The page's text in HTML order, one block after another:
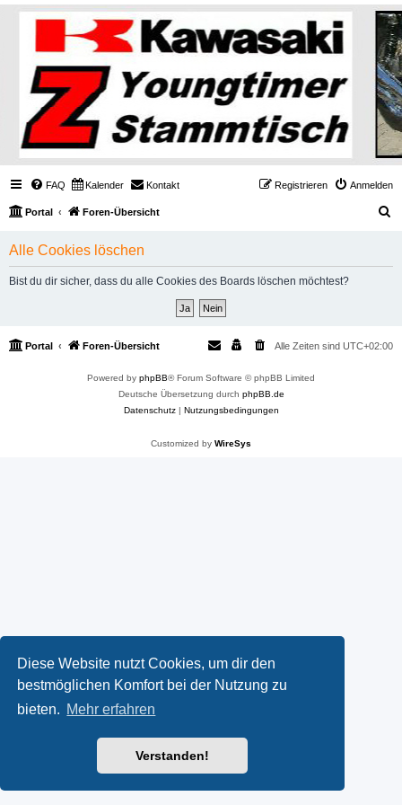
Diese Website nutzt Cookies, um dir den
bestmöglichen Komfort bei der Nutzung zu
bieten. Mehr erfahren
Verstanden!
FAQ Kalender Kontakt Anmelden
Registrieren
Portal Foren-Übersicht
Alle Cookies löschen
Bist du dir sicher, dass du alle Cookies des Boards löschen möchtest?
Portal Foren-Übersicht Alle Zeiten sind UTC+02:00
Powered by phpBB® Forum Software © phpBB Limited
Deutsche Übersetzung durch phpBB.de
Datenschutz| Nutzungsbedingungen
Customized by WireSys